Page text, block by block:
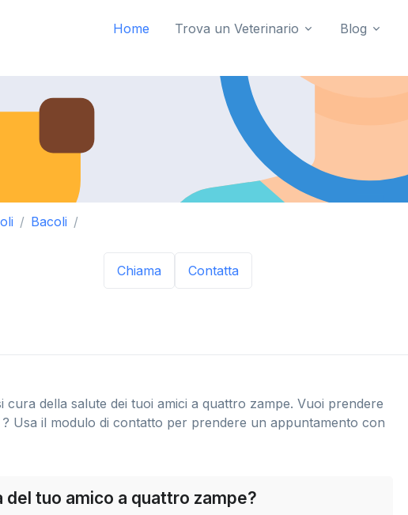
Home Trova un Veterinario Blog
Bacoli
Chiama Contatta
della salute dei tuoi amici a quattro zampe. Vuoi prendere
Usa il modulo di contatto per prendere un appuntamento con
tuo amico a quattro zampe?